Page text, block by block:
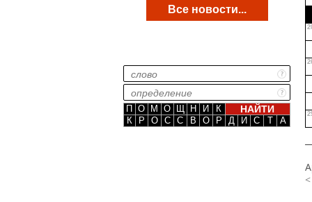
Все новости...
П О М О Щ Н И
К
К
Р О С С В О Р Д И С Т А
<